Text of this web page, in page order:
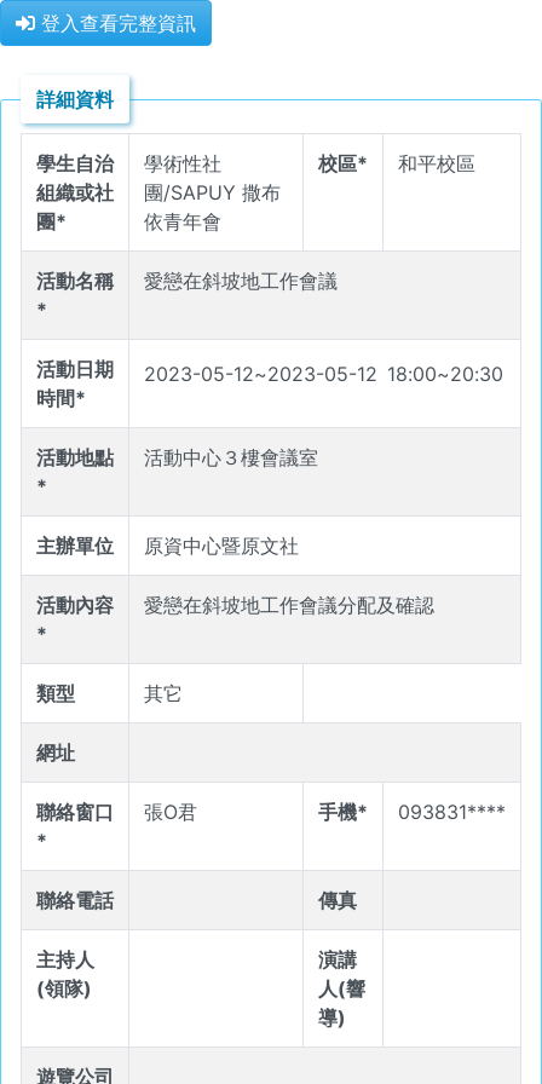
登入查看完整資訊
詳細資料
學生自治
組織或社
團*
學術性社
團/SAPUY 撒布
依青年會
校區* 和平校區
活動名稱
*
愛戀在斜坡地工作會議
活動日期
時間*
2023-05-12~2023-05-12 18:00~20:30
活動地點
*
活動中心３樓會議室
主辦單位 原資中心暨原文社
活動內容
*
愛戀在斜坡地工作會議分配及確認
類型 其它
網址
聯絡窗口
*
張O君 手機* 093831****
聯絡電話 傳真
主持人
(領隊)
演講
人(響
導)
遊覽公司